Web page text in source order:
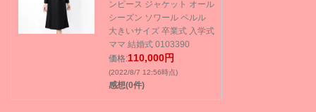
ンピース ジャケット オール
シーズン ソワール ペルル
大きいサイズ 卒業式 入学式
ママ 結婚式 0103390
価格:110,000円
(2022/8/7 12:56時点)
感想(0件)